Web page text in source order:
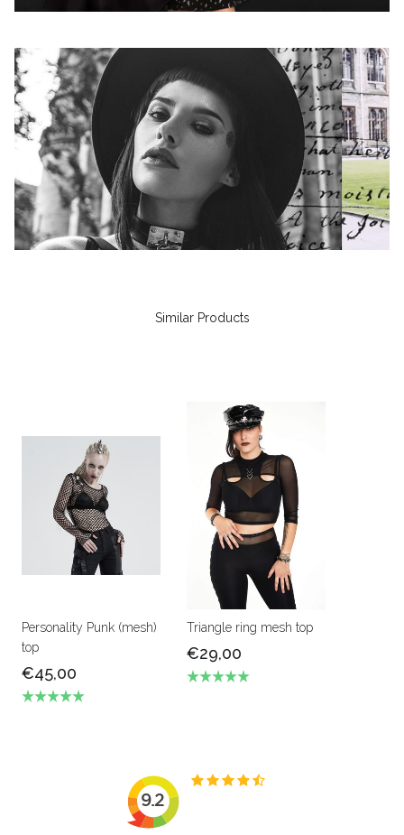
Similar Products
Personality Punk (mesh)
top
€45,00
Triangle ring mesh top
€29,00